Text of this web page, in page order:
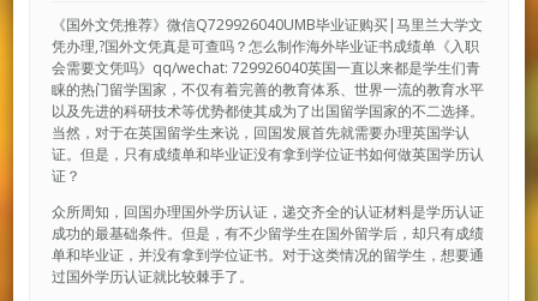
《国外文凭推荐》微信Q729926040UMB毕业证购买|马里兰大学文
凭办理,?国外文凭真是可查吗？怎么制作海外毕业证书成绩单《入职
会需要文凭吗》qq/wechat: 729926040英国一直以来都是学生们青
睐的热门留学国家，不仅有着完善的教育体系、世界一流的教育水平
以及先进的科研技术等优势都使其成为了出国留学国家的不二选择。
当然，对于在英国留学生来说，回国发展首先就需要办理英国学认
证。但是，只有成绩单和毕业证没有拿到学位证书如何做英国学历认
证？
众所周知，回国办理国外学历认证，递交齐全的认证材料是学历认证
成功的最基础条件。但是，有不少留学生在国外留学后，却只有成绩
单和毕业证，并没有拿到学位证书。对于这类情况的留学生，想要通
过国外学历认证就比较棘手了。